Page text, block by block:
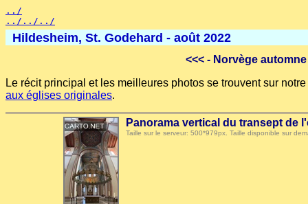
../
../../../
Hildesheim, St. Godehard - août 2022
<<<- Norvège
Le récit principal et les meilleures photos se trouvent sur
aux églises originales.
Panorama vertical du transept de
Taille sur le serveur: 500*979px. Taille disponible sur